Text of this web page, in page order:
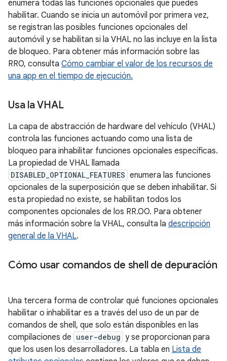
enumera todas las funciones opcionales que puedes
habilitar. Cuando se inicia un automóvil por primera vez,
se registran las posibles funciones opcionales del
automóvil y se habilitan si la VHAL no las incluye en la lista
de bloqueo. Para obtener más información sobre las
RRO, consulta Cómo cambiar el valor de los recursos de
una app en el tiempo de ejecución.
Usa la VHAL
La capa de abstracción de hardware del vehículo (VHAL)
controla las funciones actuando como una lista de
bloqueo para inhabilitar funciones opcionales específicas.
La propiedad de VHAL llamada
DISABLED_OPTIONAL_FEATURES enumera las funciones
opcionales de la superposición que se deben inhabilitar. Si
esta propiedad no existe, se habilitan todos los
componentes opcionales de los RR.OO. Para obtener
más información sobre la VHAL, consulta la descripción
general de la VHAL.
Cómo usar comandos de shell de depuración
Una tercera forma de controlar qué funciones opcionales
habilitar o inhabilitar es a través del uso de un par de
comandos de shell, que solo están disponibles en las
compilaciones de user-debug y se proporcionan para
que los usen los desarrolladores. La tabla en Lista de